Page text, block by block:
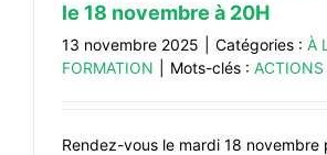
le 18 novembre à 20H
13 novembre 2025 Catégories : À
FORMATION
Mots-clés : ACTIONS
Rendez-vous le mardi 18